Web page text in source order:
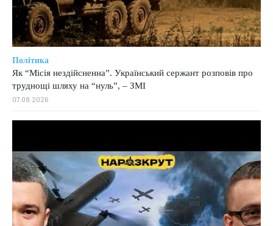
Політика
Як “Місія нездійсненна”. Український сержант розповів про
труднощі шляху на “нуль”, – ЗМІ
07.08.2026